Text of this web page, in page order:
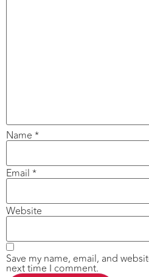
Name *
Email *
Website
Save my name, email, and
next time I comment.